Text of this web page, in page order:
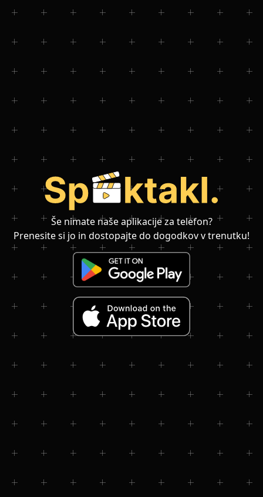
Še nimate naše aplikacije za telefon?
Prenesite si jo in dostopajte do dogodkov v trenutku!